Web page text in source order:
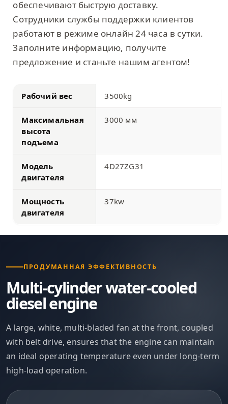
обеспечивают быструю доставку.
Сотрудники службы поддержки клиентов
работают в режиме онлайн 24 часа в сутки.
Заполните информацию, получите
предложение и станьте нашим агентом!
Рабочий вес 3500kg
Максимальная
высота
подъема
3000 мм
Модель
двигателя
4D27ZG31
Мощность
двигателя
37kw
ПРОДУМАННАЯ ЭФФЕКТИВНОСТЬ
Multi-cylinder water-cooled
diesel engine
A large, white, multi-bladed fan at the front, coupled
with belt drive, ensures that the engine can maintain
an ideal operating temperature even under long-term
high-load operation.